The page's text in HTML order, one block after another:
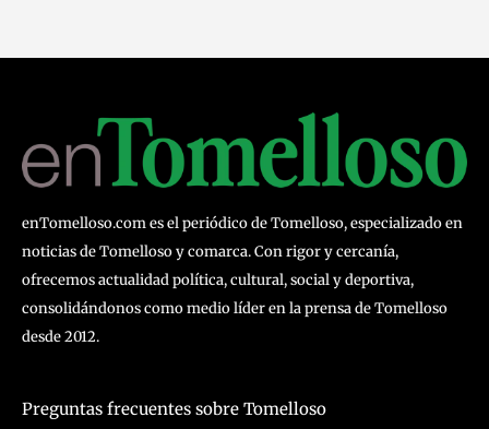
enTomelloso.com es el periódico de Tomelloso, especializado en
noticias de Tomelloso y comarca. Con rigor y cercanía,
ofrecemos actualidad política, cultural, social y deportiva,
consolidándonos como medio líder en la prensa de Tomelloso
desde 2012.
Preguntas frecuentes sobre Tomelloso